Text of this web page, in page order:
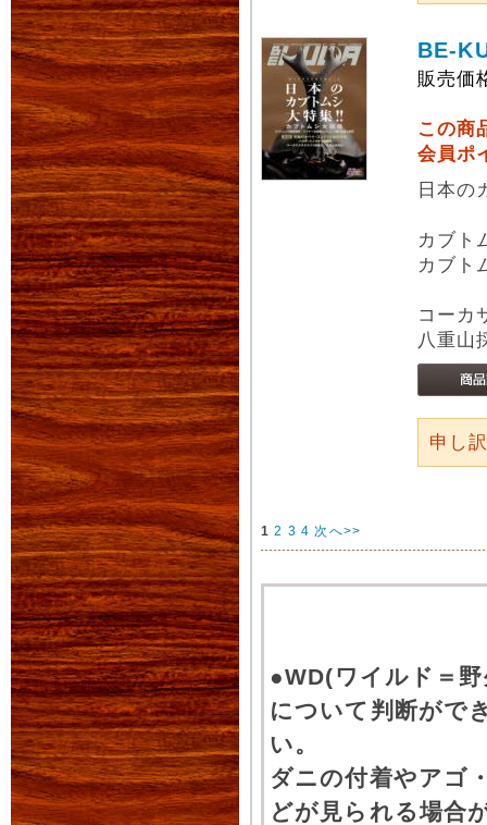
BE-
販売価
この商
会員ポ
日本の
カブト
カブト
コーカ
八重
申し
1 2 3 4 次へ>>
●WD(ワイルド＝
について判断がで
い。
ダニの付着やアゴ
どが見られる場合